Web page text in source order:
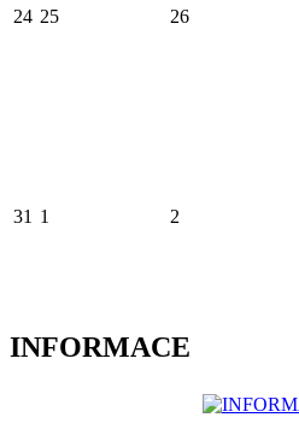
24 25 26
31 1 2
INFORMACE